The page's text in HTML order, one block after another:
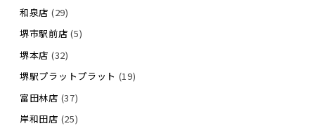
和泉店 (29)
堺市駅前店 (5)
堺本店 (32)
堺駅プラットプラット (19)
富田林店 (37)
岸和田店 (25)